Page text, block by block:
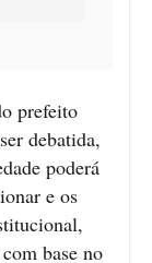
prefeito
debatida,
poderá
e os
base no